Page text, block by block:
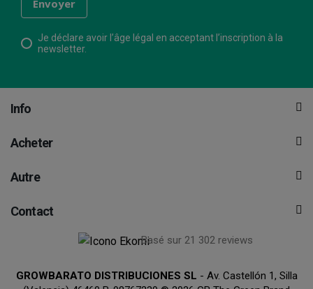
Je déclare avoir l’âge légal en acceptant l’inscription à la
newsletter.
Info
Acheter
Autre
Contact
Basé sur 21 302 reviews
GROWBARATO DISTRIBUCIONES SL - Av. Castellón 1, Silla